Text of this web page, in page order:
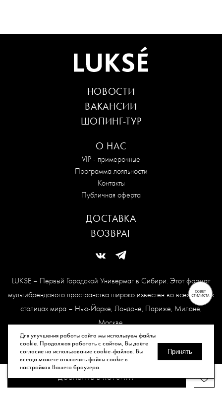
Для улучшения работы сайта мы используем файлы
cookie. Продолжая работать с сайтом, Вы даёте
согласие на использование cookie-файлов. Вы
всегда можете отключить файлы cookie в
настройках Вашего браузера.
Принять
ДОБАВИТЬ В КОРЗИНУ
LUKSE – Первый Городской Универмаг в Сибири. Этот формат
мультибрендового пространства широко известен во всех модных
столицах мира – Нью-Йорке, Лондоне, Париже, Милане,
Москве.
Карта сайта
© Все права защищены, 2026.
О НАС
VIP - примерочные
Программа лояльности
Контакты
Публичная оферта
НОВОСТИ
ВАКАНСИИ
ШОПИНГ-ТУР
ДОСТАВКА
ВОЗВРАТ